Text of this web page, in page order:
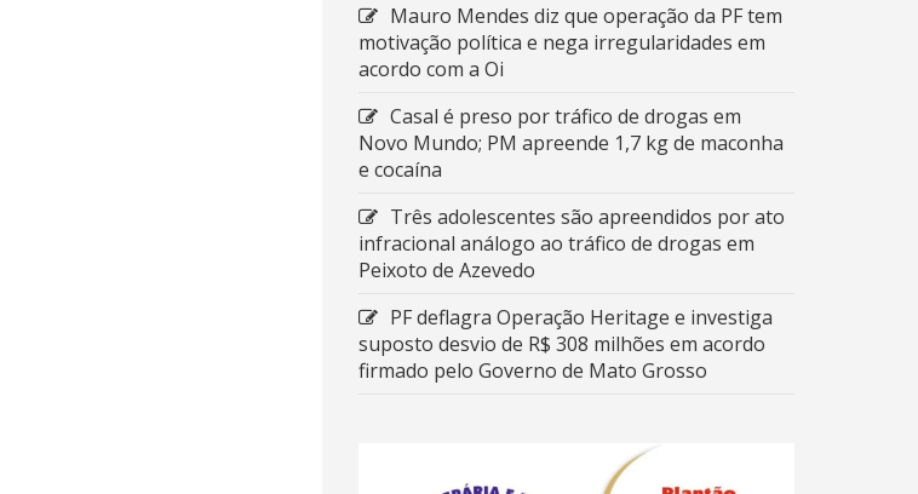
Mauro Mendes diz que operação da PF tem
motivação política e nega irregularidades em
acordo com a Oi
Casal é preso por tráfico de drogas em
Novo Mundo; PM apreende 1,7 kg de maconha
e cocaína
Três adolescentes são apreendidos por ato
infracional análogo ao tráfico de drogas em
Peixoto de Azevedo
PF deflagra Operação Heritage e investiga
suposto desvio de R$ 308 milhões em acordo
firmado pelo Governo de Mato Grosso